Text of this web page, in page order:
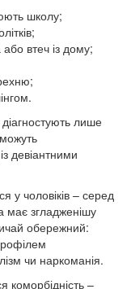
школу;
втеч із дому;
лише
девіантними
у чоловіків – серед
має згладженішу
обережний:
чи наркоманія.
коморбідність –